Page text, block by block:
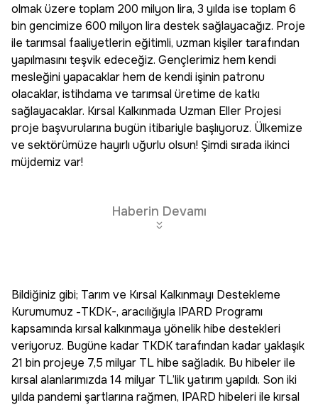
olmak üzere toplam 200 milyon lira, 3 yılda ise toplam 6
bin gencimize 600 milyon lira destek sağlayacağız. Proje
ile tarımsal faaliyetlerin eğitimli, uzman kişiler tarafından
yapılmasını teşvik edeceğiz. Gençlerimiz hem kendi
mesleğini yapacaklar hem de kendi işinin patronu
olacaklar, istihdama ve tarımsal üretime de katkı
sağlayacaklar. Kırsal Kalkınmada Uzman Eller Projesi
proje başvurularına bugün itibariyle başlıyoruz. Ülkemize
ve sektörümüze hayırlı uğurlu olsun! Şimdi sırada ikinci
müjdemiz var!
Haberin Devamı
Bildiğiniz gibi; Tarım ve Kırsal Kalkınmayı Destekleme
Kurumumuz -TKDK-, aracılığıyla IPARD Programı
kapsamında kırsal kalkınmaya yönelik hibe destekleri
veriyoruz. Bugüne kadar TKDK tarafından kadar yaklaşık
21 bin projeye 7,5 milyar TL hibe sağladık. Bu hibeler ile
kırsal alanlarımızda 14 milyar TL’lik yatırım yapıldı. Son iki
yılda pandemi şartlarına rağmen, IPARD hibeleri ile kırsal